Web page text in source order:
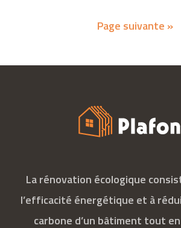
Page suivante »
La rénovation écologique
l’efficacité énergétique et à
carbone d’un bâtiment tout